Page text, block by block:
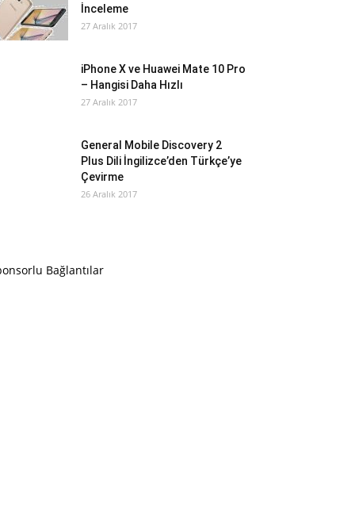
İnceleme
27 Aralık 2017
iPhone X ve Huawei Mate 10 Pro
– Hangisi Daha Hızlı
27 Aralık 2017
General Mobile Discovery 2
Plus Dili İngilizce’den Türkçe’ye
Çevirme
26 Aralık 2017
Bağlantılar